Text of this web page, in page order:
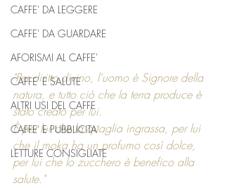
CAFFE' DA LEGGERE
CAFFE' DA GUARDARE
AFORISMI AL CAFFE'
CAFFE' E SALUTE
ALTRI USI DEL CAFFE
CAFFE' E PUBBLICITA'
LETTURE CONSIGLIATE
"Per diritto divino, l'uomo è Signore della
natura, e tutto ciò che la terra produce è
stato creato per lui.
È per lui che la quaglia ingrassa, per lui
che il moka ha un profumo così dolce,
per lui che lo zucchero è benefico alla
salute."